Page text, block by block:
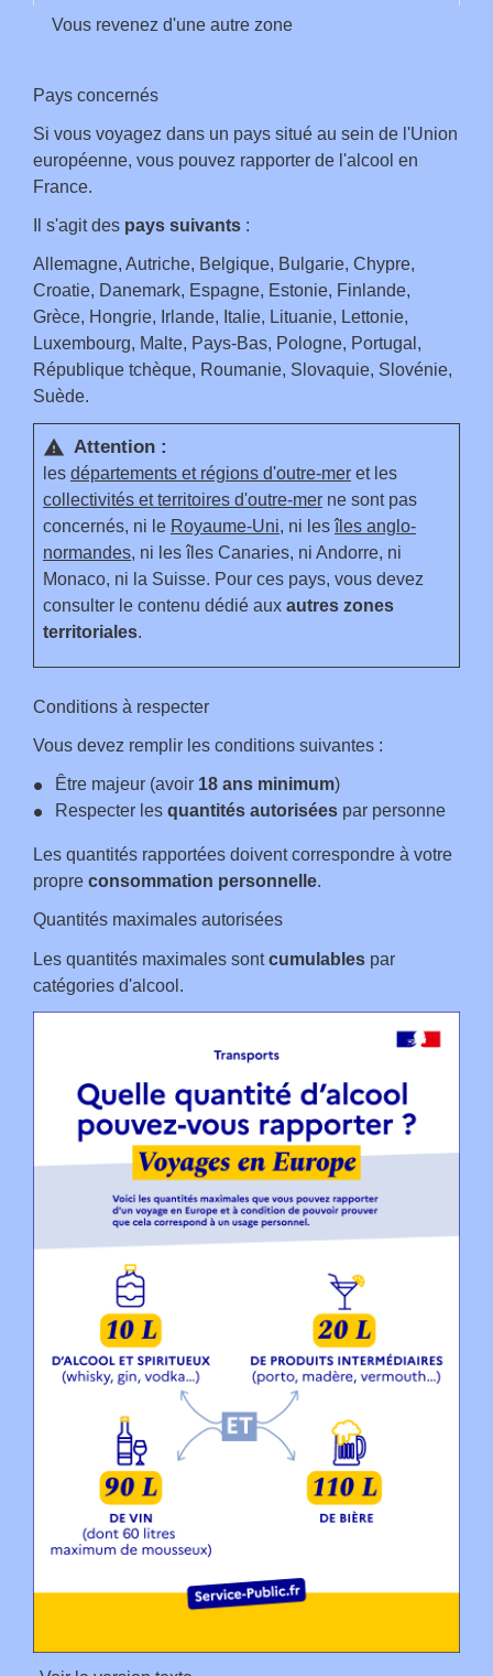
Vous revenez d'une autre zone
Pays concernés
Si vous voyagez dans un pays situé au sein de l'Union
européenne, vous pouvez rapporter de l'alcool en
France.
Il s'agit des pays suivants :
Allemagne, Autriche, Belgique, Bulgarie, Chypre,
Croatie, Danemark, Espagne, Estonie, Finlande,
Grèce, Hongrie, Irlande, Italie, Lituanie, Lettonie,
Luxembourg, Malte, Pays-Bas, Pologne, Portugal,
République tchèque, Roumanie, Slovaquie, Slovénie,
Suède.
warning Attention :
les départements et régions d'outre-mer et les
collectivités et territoires d'outre-mer ne sont pas
concernés, ni le Royaume-Uni, ni lesîles anglo-
normandes, ni les îles Canaries, ni Andorre, ni
Monaco, ni la Suisse. Pour ces pays, vous devez
consulter le contenu dédié aux autres zones
territoriales.
Conditions à respecter
Vous devez remplir les conditions suivantes :
Être majeur (avoir 18 ans minimum)
Respecter les quantités autorisées par personne
Les quantités rapportées doivent correspondre à votre
propre consommation personnelle.
Quantités maximales autorisées
Les quantités maximales sontcumulables par
catégories d'alcool.